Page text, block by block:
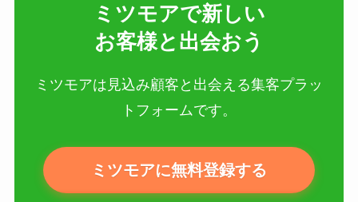
ミツモアで新しい​
お客様と出会おう
ミツモアは見込み顧客と出会える集客プラッ
トフォームです。
ミツモアに無料登録する